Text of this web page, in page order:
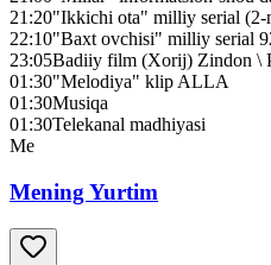
21:20"Ikkichi ota" milliy serial (2-
22:10"Baxt ovchisi" milliy serial
23:05Badiiy film (Xorij) Zindon \
01:30"Melodiya" klip ALLA
01:30Musiqa
01:30Telekanal madhiyasi
Me
Mening Yurtim